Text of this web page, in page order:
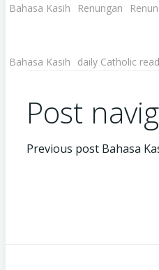
Bahasa Kasih Renungan
Bahasa Kasih daily Catholic
Post
Previous post Bahasa